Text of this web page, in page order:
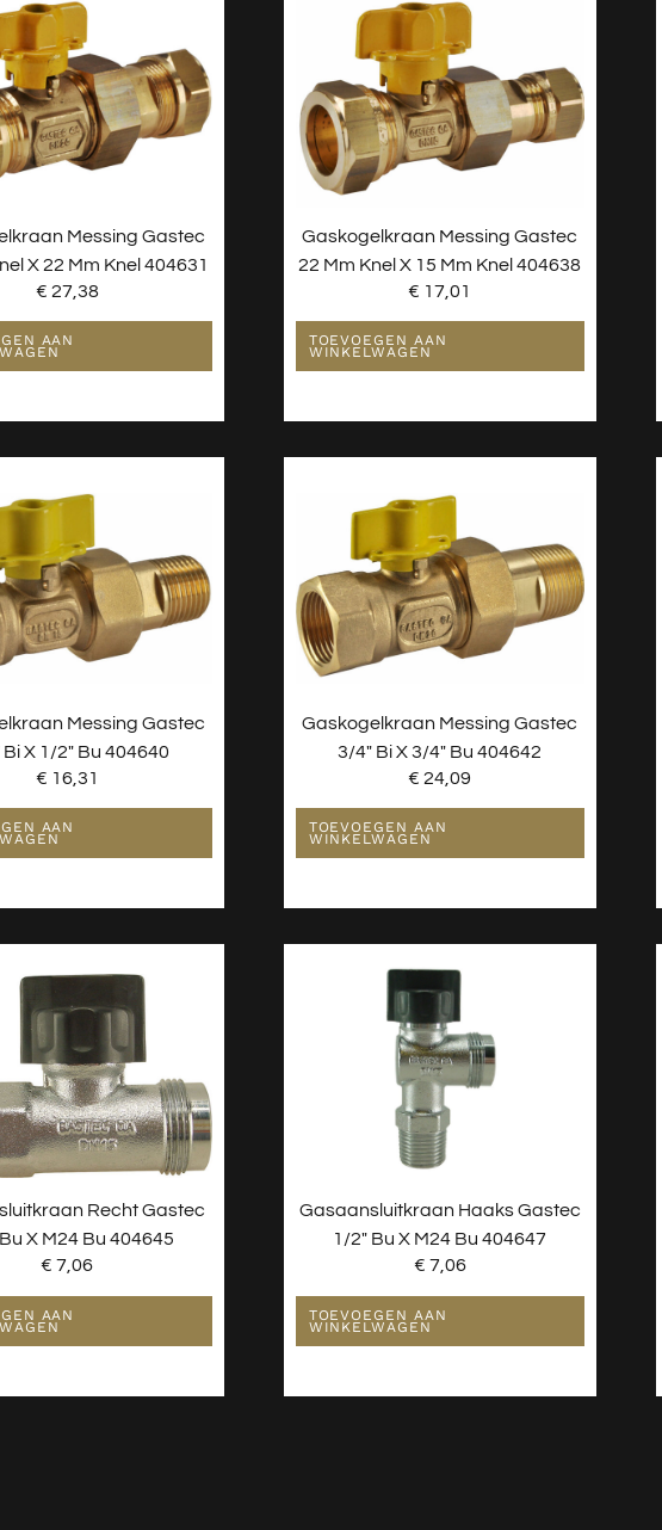
Messing Gastec
X 22 Mm Knel 404631
€ 27,38
AAN
Gaskogelkraan Messing Gastec
22 Mm Knel X 15 Mm Knel 404638
€ 17,01
TOEVOEGEN AAN
WINKELWAGEN
Messing Gastec
Bi X 1/2″ Bu 404640
€ 16,31
AAN
Gaskogelkraan Messing Gastec
3/4″ Bi X 3/4″ Bu 404642
€ 24,09
TOEVOEGEN AAN
WINKELWAGEN
Recht Gastec
X M24 Bu 404645
€ 7,06
AAN
Gasaansluitkraan Haaks Gastec
1/2″ Bu X M24 Bu 404647
€ 7,06
TOEVOEGEN AAN
WINKELWAGEN